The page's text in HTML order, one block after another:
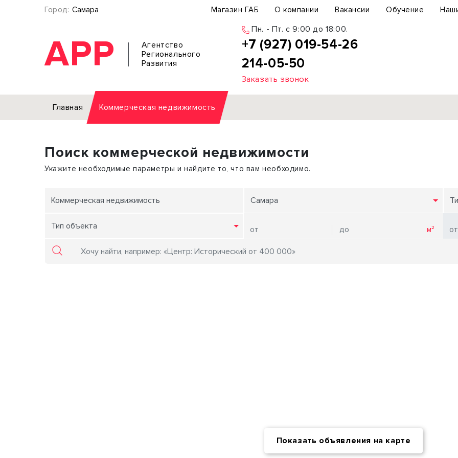
Город: Самара Магазин ГАБ О компании Вакансии Обучение
АРР
Агентство
Регионального
Развития
Пн. - Пт. c 9:00 до 18:00.
+7 (927) 019-54-26
214-05-50
Заказать звонок
Главная Коммерческая недвижимость
Офис
Торговое помещение
Склад
Земельный участок
Отдельное здание
Бизнес-центр
Поиск коммерческой недвижимости
Укажите необходимые параметры и найдите то, что вам необходимо.
Коммерческая недвижимость Самара
Тип объекта
Показать объявления на карте